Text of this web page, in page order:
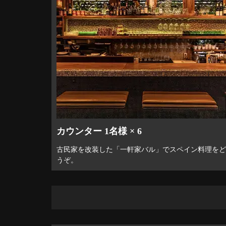
カウンター 1名様 × 6
古民家を改装した「一軒家バル」でスペイン料理をど
うぞ。